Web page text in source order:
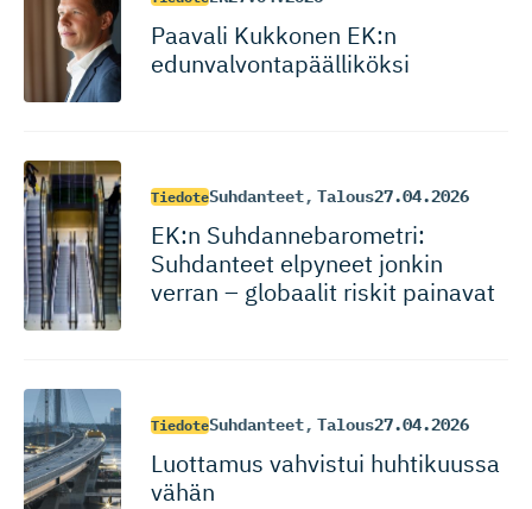
Paavali Kukkonen EK:n
edunvalvon­ta­pääl­liköksi
TiedoteSuhdanteet, Talous27.04.2026
EK:n Suhdanneba­ro­metri:
Suhdanteet elpyneet jonkin
verran – globaalit riskit painavat
TiedoteSuhdanteet, Talous27.04.2026
Luottamus vahvistui huhtikuussa
vähän